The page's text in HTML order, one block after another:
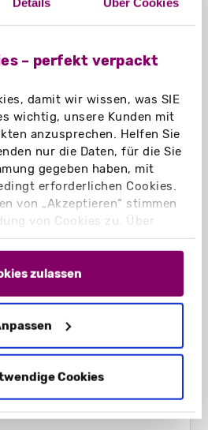
– perfekt verpackt
damit wir wissen, was SIE
wichtig, unsere Kunden mit
anzusprechen. Helfen Sie
nur die Daten, für die Sie
gegeben haben, mit
erforderlichen Cookies.
von „Akzeptieren“ stimmen
von Cookies zu. Über
Sie auswählen, welche
Hier finden Sie unser
Datenschutzerklärung
zulassen
Cookies
mm (DIN A4 - Querformat)
mm
weiß 290 g/m²
350 g/m²
350 g/m²
m²